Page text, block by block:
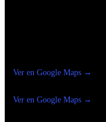
Ver en Google Maps →
Ver en Google Maps →